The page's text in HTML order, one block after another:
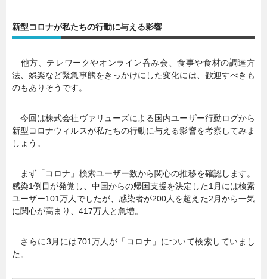
新型コロナが私たちの行動に与える影響
他方、テレワークやオンライン呑み会、食事や食材の調達方
法、娯楽など緊急事態をきっかけにした変化には、歓迎すべきも
のもありそうです。
今回は株式会社ヴァリューズによる国内ユーザー行動ログから
新型コロナウィルスが私たちの行動に与える影響を考察してみま
しょう。
まず「コロナ」検索ユーザー数から関心の推移を確認します。
感染1例目が発覚し、中国からの帰国支援を決定した1月には検索
ユーザー101万人でしたが、感染者が200人を超えた2月から一気
に関心が高まり、417万人と急増。
さらに3月には701万人が「コロナ」について検索していまし
た。